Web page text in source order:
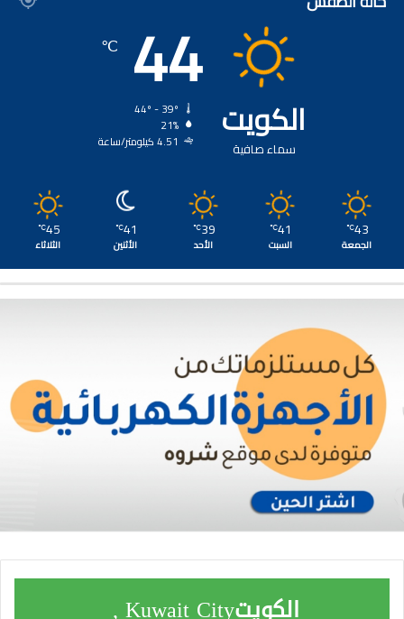
الكويت
سماء صافية
44
℃
21%
4.51 كيلومتر/ساعة
43
℃
الجمعة
41
℃
السبت
39
℃
الأحد
41
℃
الأثنين
45
℃
الثلاثاء